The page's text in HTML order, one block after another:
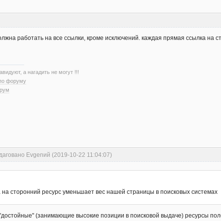
работать на все ссылки, кроме исключений. каждая прямая ссылка на
а нагадить не могут !!!
форуму
Evgenий (2019-10-22 11:04:07)
сторонний ресурс уменьшает вес нашей страницы в поисковых системах
(занимающие высокие позиции в поисковой выдаче) ресурсы